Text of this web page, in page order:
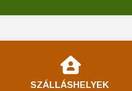
SZÁLLÁSHELYEK